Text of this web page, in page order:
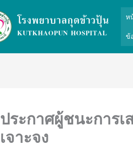
ห
ข้
ประกาศผู้ชนะการ
เจาะจง